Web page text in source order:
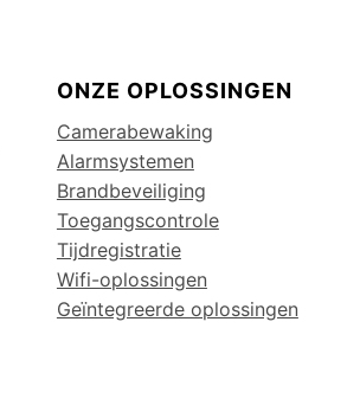
ONZE OPLOSSINGEN
Camerabewaking
Alarmsystemen
Brandbeveiliging
Toegangscontrole
Tijdregistratie
Wifi-oplossingen
Geïntegreerde oplossingen